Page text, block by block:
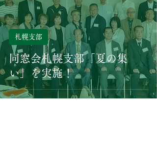
同窓会札幌支部「夏の集
い」を実施！
札幌支部